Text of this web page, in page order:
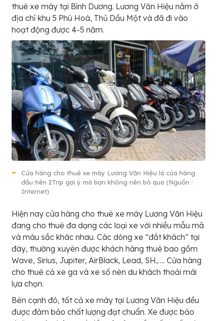
thuê xe máy tại Bình Dương. Lương Văn Hiệu nằm ở
địa chỉ khu 5 Phú Hoà, Thủ Dầu Một và đã đi vào
hoạt động được 4-5 năm.
Cửa hàng cho thuê xe máy Lương Văn Hiệu là cửa hàng
đầu tiên 2Trip gợi ý mà bạn không nên bỏ qua (Nguồn :
Internet)
Hiện nay cửa hàng cho thuê xe máy Lương Văn Hiệu
đang cho thuê đa dạng các loại xe với nhiều mẫu mã
và màu sắc khác nhau. Các dòng xe “đắt khách” tại
đây, thường xuyên được khách hàng thuê bao gồm
Wave, Sirius, Jupiter, AirBlack, Lead, SH,…. Cửa hàng
cho thuê cả xe ga và xe số nên du khách thoải mái
lựa chọn.
Bên cạnh đó, tất cả xe máy tại Lương Văn Hiệu đều
được đảm bảo chất lượng đạt chuẩn. Xe được bảo